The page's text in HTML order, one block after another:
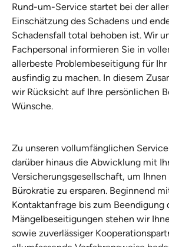
Rund-um-Service startet bei der
Einschätzung des Schadens und
Schadensfall total behoben ist. Wir
Fachpersonal informieren Sie in
allerbeste Problembeseitigung für
ausfindig zu machen. In diesem
wir Rücksicht auf Ihre persönlichen
Wünsche.
Zu unseren vollumfänglichen
darüber hinaus die Abwicklung mit
Versicherungsgesellschaft, um
Bürokratie zu ersparen. Beginnend
Kontaktanfrage bis zum Beendigung
Mängelbeseitigungen stehen wir
sowie zuverlässiger